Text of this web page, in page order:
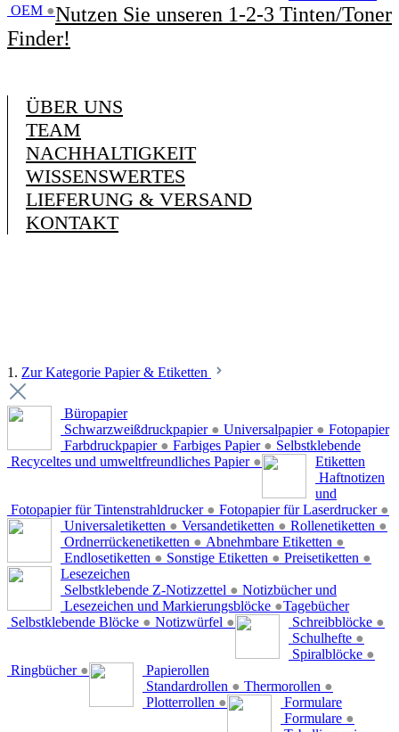
OEM ●Nutzen Sie unseren 1-2-3 Tinten/Toner
Finder!
ÜBER UNS
TEAM
NACHHALTIGKEIT
WISSENSWERTES
LIEFERUNG & VERSAND
KONTAKT
1. Zur Kategorie Papier & Etiketten
Büropapier
Schwarzweißdruckpapier ● Universalpapier ●
Farbdruckpapier ● Farbiges Papier ●
Recyceltes und umweltfreundliches Papier ●
Fotopapier
Fotopapier für Tintenstrahldrucker ● Fotopapier für Laserdrucker ●
Selbstklebende
Etiketten
Universaletiketten ● Versandetiketten ● Rollenetiketten ●
Ordnerrückenetiketten ● Abnehmbare Etiketten ●
Endlosetiketten ● Sonstige Etiketten ● Preisetiketten ●
Haftnotizen
und
Lesezeichen
Selbstklebende Z-Notizzettel ●
Lesezeichen und Markierungsblöcke ●
Selbstklebende Blöcke ● Notizwürfel ●
Notizbücher und
Tagebücher
Schreibblöcke ●
Schulhefte ●
Spiralblöcke ●
Ringbücher ●
Papierollen
Standardrollen ● Thermorollen ●
Plotterrollen ●
Formulare
Formulare ●